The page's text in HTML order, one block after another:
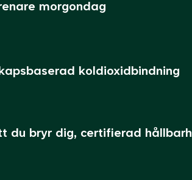
morgondag
koldioxidbindning
du bryr dig, certifierad